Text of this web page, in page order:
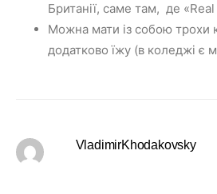
Британії, саме там, де
Можна мати із собою трохи
додатково їжу (в коледжі є
VladimirKhodakovsky